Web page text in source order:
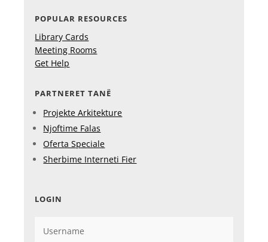
POPULAR RESOURCES
Library Cards
Meeting Rooms
Get Help
PARTNERET TANË
Projekte Arkitekture
Njoftime Falas
Oferta Speciale
Sherbime Interneti Fier
LOGIN